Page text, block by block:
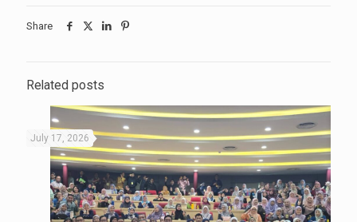
Share
Related posts
July 17, 2026